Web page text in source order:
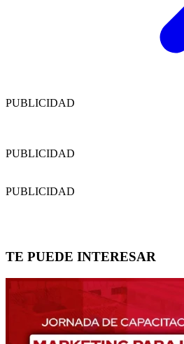
PUBLICIDAD
PUBLICIDAD
PUBLICIDAD
TE PUEDE INTERESAR